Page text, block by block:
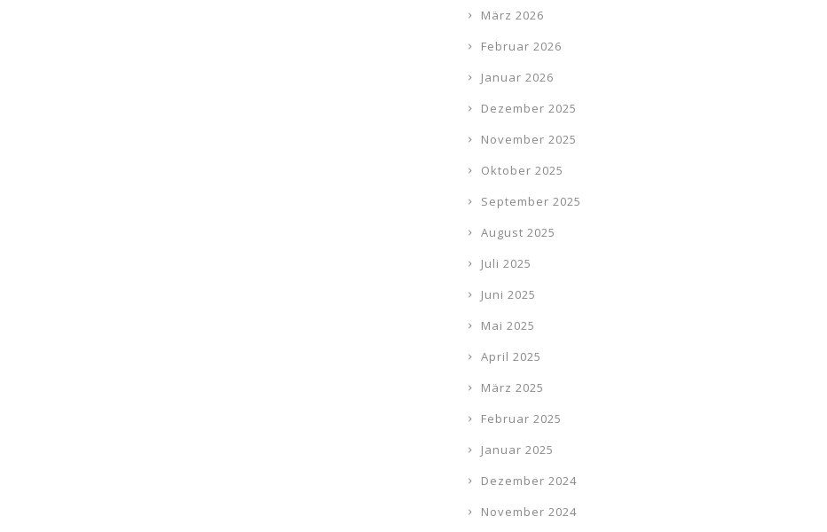
März 2026
Februar 2026
Januar 2026
Dezember 2025
November 2025
Oktober 2025
September 2025
August 2025
Juli 2025
Juni 2025
Mai 2025
April 2025
März 2025
Februar 2025
Januar 2025
Dezember 2024
November 2024